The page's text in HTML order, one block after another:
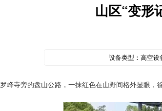
山区“变形
设备类型：高空设
峰寺旁的盘山公路，一抹红色在山野间格外显眼